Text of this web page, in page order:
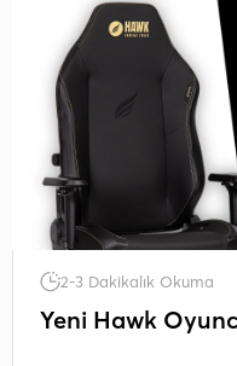
2-3 Dakikalık Okuma
Yeni Hawk